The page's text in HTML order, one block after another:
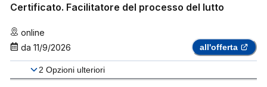
Certificato. Facilitatore del processo del lutto
online
da 11/9/2026 all'offerta
2 Opzioni ulteriori